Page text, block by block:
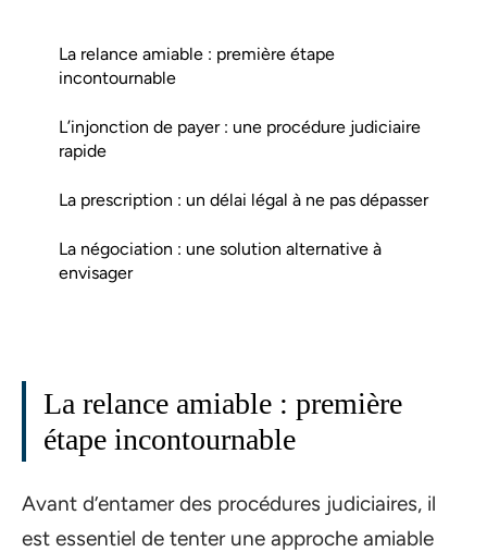
La relance amiable : première étape
incontournable
L’injonction de payer : une procédure judiciaire
rapide
La prescription : un délai légal à ne pas dépasser
La négociation : une solution alternative à
envisager
La relance amiable : première
étape incontournable
Avant d’entamer des procédures judiciaires, il
est essentiel de tenter une approche amiable